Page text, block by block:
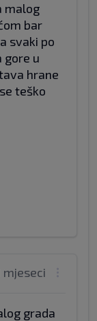
malog
bar
svaki po
gore u
hrane
teško
mjeseci
grada